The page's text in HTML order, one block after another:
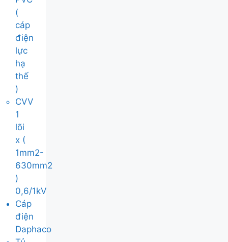
(
cáp
điện
lực
hạ
thế
)
CVV
1
lõi
x (
1mm2-
630mm2
)
0,6/1kV
Cáp
điện
Daphaco